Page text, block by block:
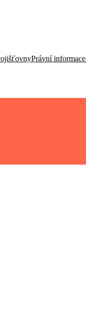
Právní informace